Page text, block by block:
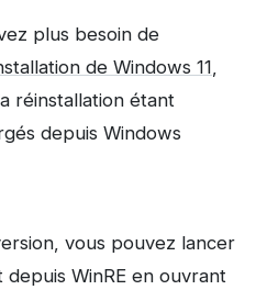
plus besoin de
de Windows 11,
réinstallation étant
depuis Windows
vous pouvez lancer
WinRE en ouvrant